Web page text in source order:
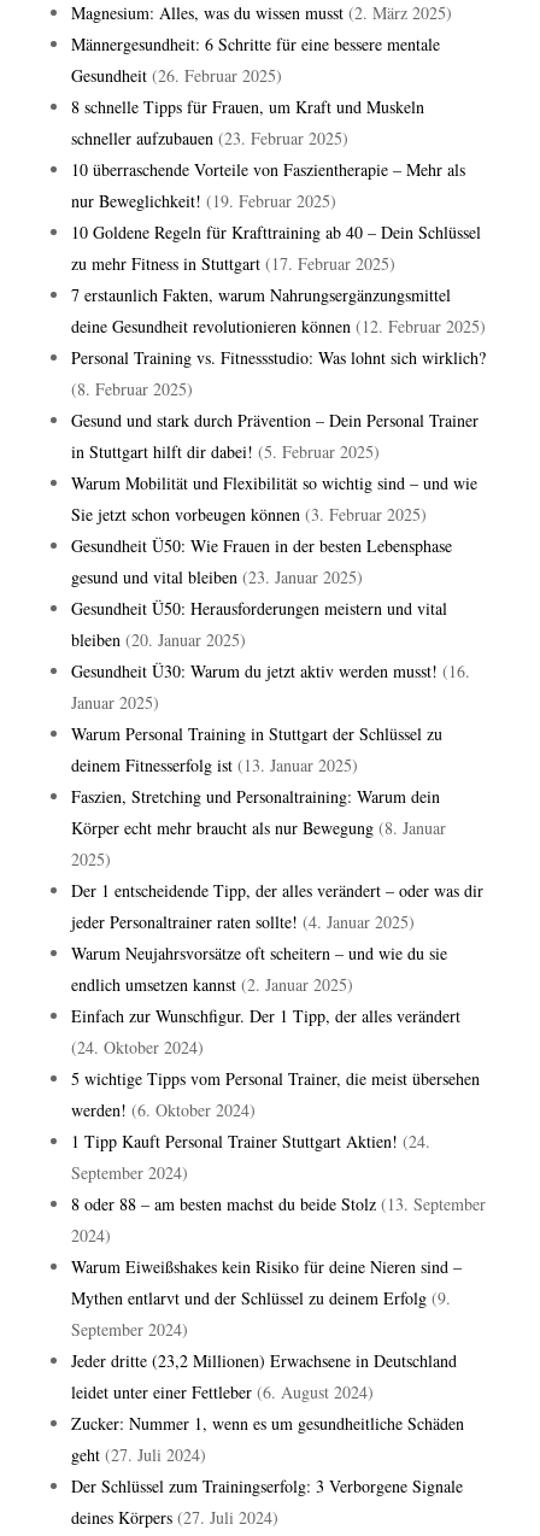
Magnesium: Alles, was du wissen musst (2. März 2025)
Männergesundheit: 6 Schritte für eine bessere mentale
Gesundheit (26. Februar 2025)
8 schnelle Tipps für Frauen, um Kraft und Muskeln
schneller aufzubauen (23. Februar 2025)
10 überraschende Vorteile von Faszientherapie – Mehr als
nur Beweglichkeit! (19. Februar 2025)
10 Goldene Regeln für Krafttraining ab 40 – Dein Schlüssel
zu mehr Fitness in Stuttgart (17. Februar 2025)
7 erstaunlich Fakten, warum Nahrungsergänzungsmittel
deine Gesundheit revolutionieren können (12. Februar 2025)
Personal Training vs. Fitnessstudio: Was lohnt sich wirklich?
(8. Februar 2025)
Gesund und stark durch Prävention – Dein Personal Trainer
in Stuttgart hilft dir dabei! (5. Februar 2025)
Warum Mobilität und Flexibilität so wichtig sind – und wie
Sie jetzt schon vorbeugen können (3. Februar 2025)
Gesundheit Ü50: Wie Frauen in der besten Lebensphase
gesund und vital bleiben (23. Januar 2025)
Gesundheit Ü50: Herausforderungen meistern und vital
bleiben (20. Januar 2025)
Gesundheit Ü30: Warum du jetzt aktiv werden musst! (16.
Januar 2025)
Warum Personal Training in Stuttgart der Schlüssel zu
deinem Fitnesserfolg ist (13. Januar 2025)
Faszien, Stretching und Personaltraining: Warum dein
Körper echt mehr braucht als nur Bewegung (8. Januar
2025)
Der 1 entscheidende Tipp, der alles verändert – oder was dir
jeder Personaltrainer raten sollte! (4. Januar 2025)
Warum Neujahrsvorsätze oft scheitern – und wie du sie
endlich umsetzen kannst (2. Januar 2025)
Einfach zur Wunschfigur. Der 1 Tipp, der alles verändert
(24. Oktober 2024)
5 wichtige Tipps vom Personal Trainer, die meist übersehen
werden! (6. Oktober 2024)
1 Tipp Kauft Personal Trainer Stuttgart Aktien! (24.
September 2024)
8 oder 88 – am besten machst du beide Stolz (13. September
2024)
Warum Eiweißshakes kein Risiko für deine Nieren sind –
Mythen entlarvt und der Schlüssel zu deinem Erfolg (9.
September 2024)
Jeder dritte (23,2 Millionen) Erwachsene in Deutschland
leidet unter einer Fettleber (6. August 2024)
Zucker: Nummer 1, wenn es um gesundheitliche Schäden
geht (27. Juli 2024)
Der Schlüssel zum Trainingserfolg: 3 Verborgene Signale
deines Körpers (27. Juli 2024)